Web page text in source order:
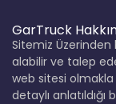
GarTruck
Sitemiz Üzerinden
alabilir ve talep
web sitesi
detaylı anlatıldığı